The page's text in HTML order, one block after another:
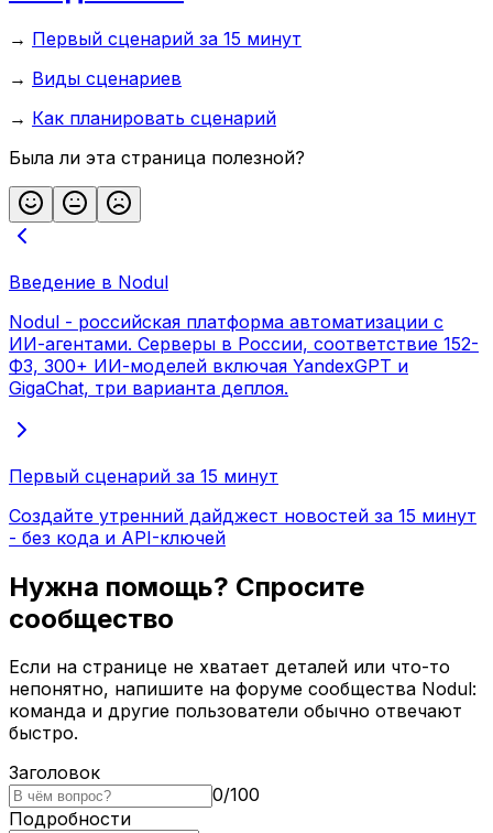
→ Первый сценарий за 15 минут
→ Виды сценариев
→ Как планировать сценарий
Была ли эта страница полезной?
Введение в Nodul
Nodul - российская платформа автоматизации с
ИИ-агентами. Серверы в России, соответствие 152-
ФЗ, 300+ ИИ-моделей включая YandexGPT и
GigaChat, три варианта деплоя.
Первый сценарий за 15 минут
Создайте утренний дайджест новостей за 15 минут
- без кода и API-ключей
Нужна помощь? Спросите
сообщество
Если на странице не хватает деталей или что-то
непонятно, напишите на форуме сообщества Nodul:
команда и другие пользователи обычно отвечают
быстро.
Заголовок
0/100
Подробности